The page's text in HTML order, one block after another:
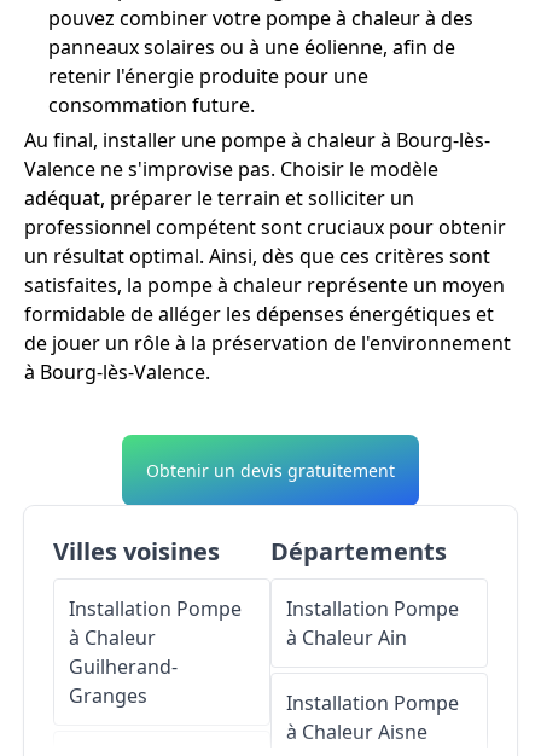
pouvez combiner votre pompe à chaleur à des
panneaux solaires ou à une éolienne, afin de
retenir l'énergie produite pour une
consommation future.
Au final, installer une pompe à chaleur à Bourg-lès-
Valence ne s'improvise pas. Choisir le modèle
adéquat, préparer le terrain et solliciter un
professionnel compétent sont cruciaux pour obtenir
un résultat optimal. Ainsi, dès que ces critères sont
satisfaites, la pompe à chaleur représente un moyen
formidable de alléger les dépenses énergétiques et
de jouer un rôle à la préservation de l'environnement
à Bourg-lès-Valence.
Obtenir un devis gratuitement
Villes voisines
Installation Pompe
à Chaleur
Guilherand-
Granges
Départements
Installation Pompe
à ChaleurAin
Installation Pompe
à ChaleurAisne